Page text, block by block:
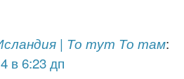
| То тут То там:
в 6:23 дп